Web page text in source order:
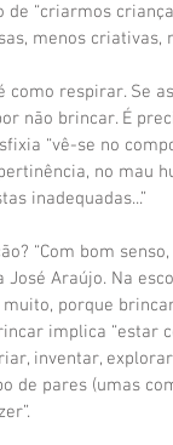
de “criarmos
menos criativas,
como respirar. Se
não brincar. É
“vê-se no
no mau
inadequadas...”
“Com bom
José Araújo. Na
porque
implica
inventar,
de pares (umas